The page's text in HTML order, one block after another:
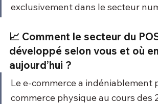
exclusivement dans le secteur
📈 Comment le secteur du
développé selon vous et où
aujourd’hui ?
Le e-commerce a indéniablement
commerce physique au cours des